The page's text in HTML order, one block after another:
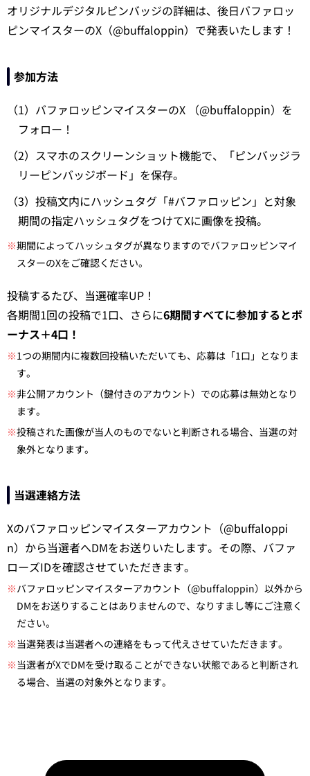
オリジナルデジタルピンバッジの詳細は、後日バファロッ
ピンマイスターのX（@buffaloppin）で発表いたします！
参加方法
（1）バファロッピンマイスターのX （@buffaloppin）を
フォロー！
（2）スマホのスクリーンショット機能で、「ピンバッジラ
リーピンバッジボード」を保存。
（3）投稿文内にハッシュタグ「#バファロッピン」と対象
期間の指定ハッシュタグをつけてXに画像を投稿。
※期間によってハッシュタグが異なりますのでバファロッピンマイ
スターのXをご確認ください。
投稿するたび、当選確率UP！
各期間1回の投稿で1口、さらに6期間すべてに参加するとボ
ーナス＋4口！
※1つの期間内に複数回投稿いただいても、応募は「1口」となりま
す。
※非公開アカウント（鍵付きのアカウント）での応募は無効となり
ます。
※投稿された画像が当人のものでないと判断される場合、当選の対
象外となります。
当選連絡方法
Xのバファロッピンマイスターアカウント（@buffaloppi
n）から当選者へDMをお送りいたします。その際、バファ
ローズIDを確認させていただきます。
※バファロッピンマイスターアカウント（@buffaloppin）以外から
DMをお送りすることはありませんので、なりすまし等にご注意く
ださい。
※ 当選発表は当選者への連絡をもって代えさせていただきます。
※ 当選者がXでDMを受け取ることができない状態であると判断され
る場合、当選の対象外となります。